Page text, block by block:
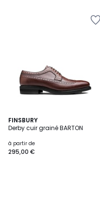
FINSBURY
Derby cuir grainé BARTON
à partir de
295,00 €